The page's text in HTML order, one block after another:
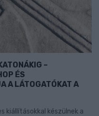
–
ÉS
A LÁTOGATÓKAT A
kiállításokkal készülnek a